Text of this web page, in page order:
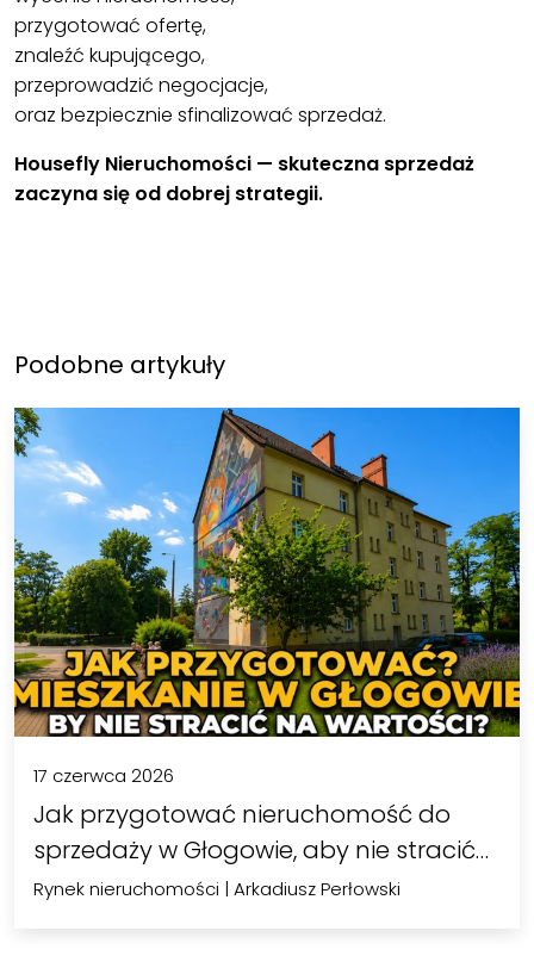
przygotować ofertę,
znaleźć kupującego,
przeprowadzić negocjacje,
oraz bezpiecznie sfinalizować sprzedaż.
Housefly Nieruchomości — skuteczna sprzedaż
zaczyna się od dobrej strategii.
Podobne artykuły
17 czerwca 2026
Jak przygotować nieruchomość do
sprzedaży w Głogowie, aby nie stracić…
Rynek nieruchomości | Arkadiusz Perłowski